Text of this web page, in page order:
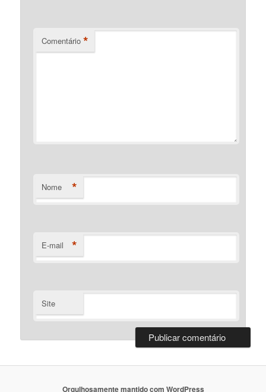
Comentário *
Nome *
E-mail *
Site
Orgulhosamente mantido com WordPress